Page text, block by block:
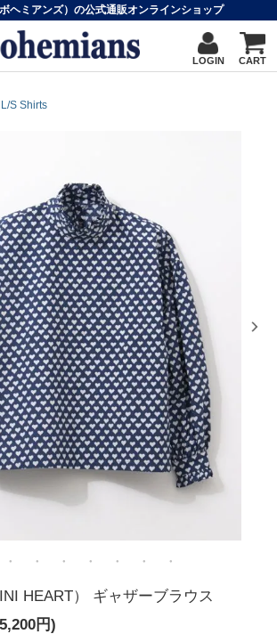
ヘミアンズ）の公式通販オンラインショップ
LOGIN CART
L/S Shirts
HEART） ギャザーブラウス
円)